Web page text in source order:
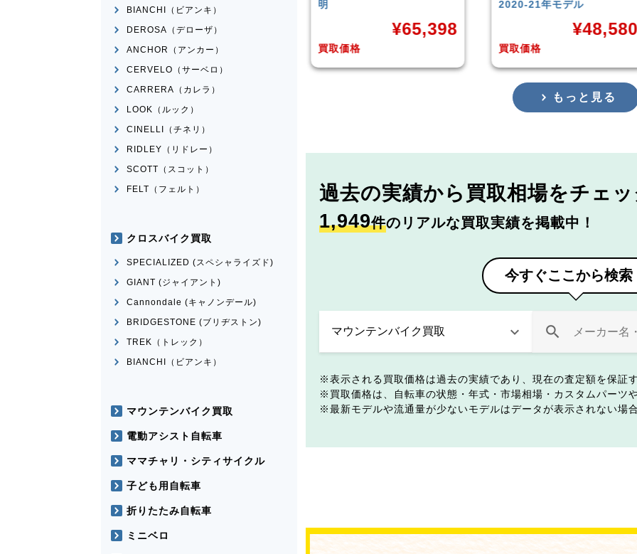
明
買取価格
¥
2020-21年モデル
買取価格
¥48,580
Carbon30 2022年モデル
買取価格
¥
もっと見る
過去の実績から 買取相場をチェ
1,949件のリアルな買取実績を掲載中！
今すぐここから検索
表示される買取価格は過去の実績であり、現在の査定額を保証
買取価格は、自転車の状態・年式・市場相場・カスタムパーツ
最新モデルや流通量が少ないモデルはデータが表示されない場
BIANCHI（ビアンキ）
DEROSA（デローザ）
ANCHOR（アンカー）
CERVELO（サーベロ）
CARRERA（カレラ）
LOOK（ルック）
CINELLI（チネリ）
RIDLEY（リドレー）
SCOTT（スコット）
FELT（フェルト）
クロスバイク買取
SPECIALIZED (スペシャライズド)
GIANT (ジャイアント)
Cannondale (キャノンデール)
BRIDGESTONE (ブリヂストン)
TREK（トレック）
BIANCHI（ビアンキ）
マウンテンバイク買取
電動アシスト自転車
ママチャリ・シティサイクル
子ども用自転車
折りたたみ自転車
ミニベロ